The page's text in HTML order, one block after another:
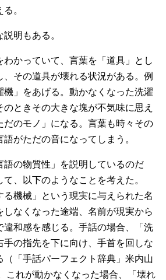
。
明もある。
かっていて、言葉を「道具」とし
その道具が壊れる状況がある。例
機」をあげる。動かなくなった洗濯
ときその大きな塊が不気味に思え
だのモノ」になる。言葉も時々その
がただの音になってしまう。
語の物質性」を説明しているのだ
、以下のようなことを考えた。
る機械」という現実に与えられた名
なくなった途端、名前が現実から
違和感を感じる。手話の場合、「洗
手の指先を下に向け、手首を回しな
（「手話パーフェクト辞典」米内山
これが動かなくなった場合、「壊れ